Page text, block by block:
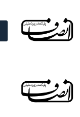
content